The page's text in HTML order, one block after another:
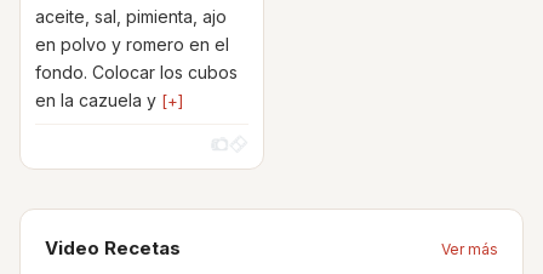
aceite, sal, pimienta, ajo
en polvo y romero en el
fondo. Colocar los cubos
en la cazuela y [+]
Video Recetas Ver más